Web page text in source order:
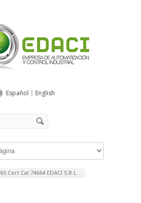
Español | English
Cert Cal 74664 EDACI S.R.L.